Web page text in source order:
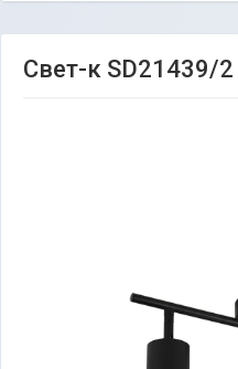
Свет-к SD21439/2